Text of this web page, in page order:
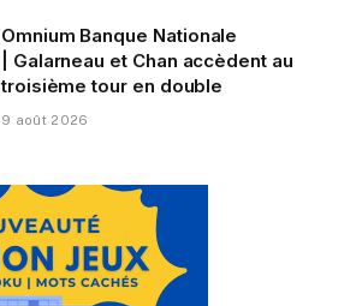
Omnium Banque Nationale
| Galarneau et Chan accèdent au
troisième tour en double
9 août 2026